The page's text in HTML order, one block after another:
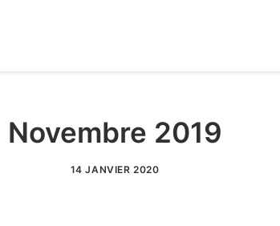
Novembre 2019
14 JANVIER 2020